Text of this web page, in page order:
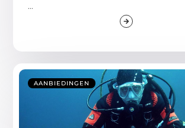
...
AANBIEDINGEN